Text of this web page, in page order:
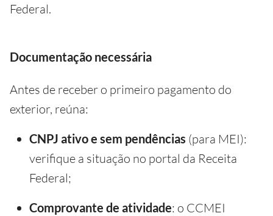
Federal.
Documentação necessária
Antes de receber o primeiro pagamento do
exterior, reúna:
CNPJ ativo e sem pendências (para MEI):
verifique a situação no portal da Receita
Federal;
Comprovante de atividade: o CCMEI